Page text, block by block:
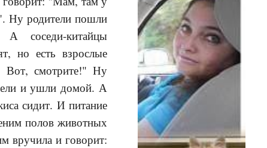
Ну родители пошли
соседи-китайцы
но есть взрослые
смотрите!" Ну
и ушли домой. А
сидит. И питание
полов животных
вручила и говорит: